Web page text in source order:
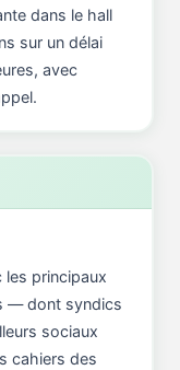
dans le hall
sur un délai
avec
les principaux
— dont syndics
sociaux
cahiers des